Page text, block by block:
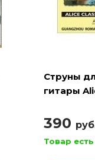
Струны
гитары
390
Товар